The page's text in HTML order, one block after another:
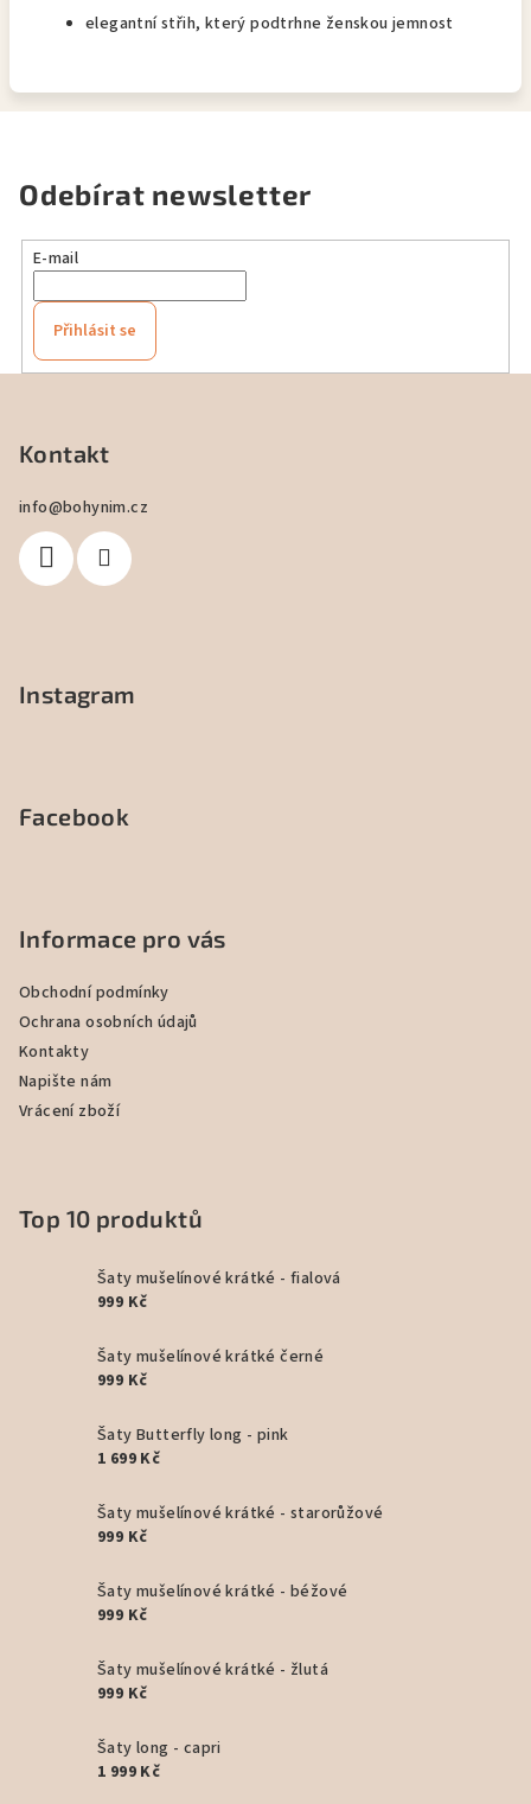
elegantní střih, který podtrhne ženskou jemnost
Odebírat newsletter
E-mail
Přihlásit se
Kontakt
info@bohynim.cz
Instagram
Facebook
Informace pro vás
Obchodní podmínky
Ochrana osobních údajů
Kontakty
Napište nám
Vrácení zboží
Top 10 produktů
Šaty mušelínové krátké - fialová
999 Kč
Šaty mušelínové krátké černé
999 Kč
Šaty Butterfly long - pink
1 699 Kč
Šaty mušelínové krátké - starorůžové
999 Kč
Šaty mušelínové krátké - béžové
999 Kč
Šaty mušelínové krátké - žlutá
999 Kč
Šaty long - capri
1 999 Kč